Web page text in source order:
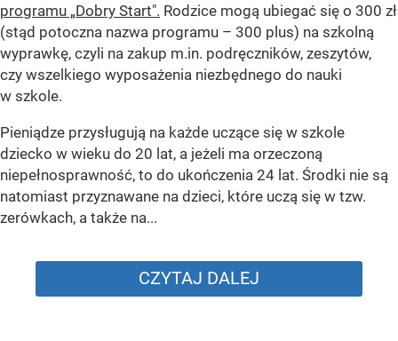
programu „Dobry Start". Rodzice mogą ubiegać się o 300 zł
(stąd potoczna nazwa programu – 300 plus) na szkolną
wyprawkę, czyli na zakup m.in. podręczników, zeszytów,
czy wszelkiego wyposażenia niezbędnego do nauki
w szkole.
Pieniądze przysługują na każde uczące się w szkole
dziecko w wieku do 20 lat, a jeżeli ma orzeczoną
niepełnosprawność, to do ukończenia 24 lat. Środki nie są
natomiast przyznawane na dzieci, które uczą się w tzw.
zerówkach, a także na...
CZYTAJ DALEJ